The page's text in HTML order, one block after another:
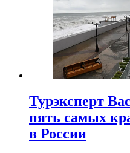
Турэксперт
пять самых
в России